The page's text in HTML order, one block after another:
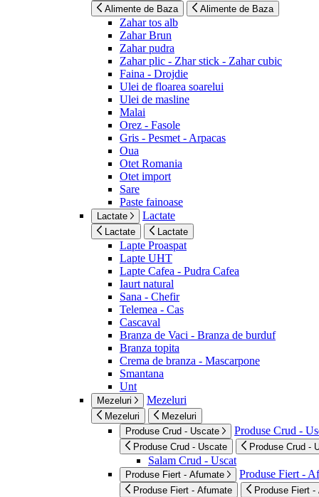
Alimente de Baza Alimente de Baza
Zahar tos alb
Zahar Brun
Zahar pudra
Zahar plic - Zhar stick - Zahar cubic
Faina - Drojdie
Ulei de floarea soarelui
Ulei de masline
Malai
Orez - Fasole
Gris - Pesmet - Arpacas
Oua
Otet Romania
Otet import
Sare
Paste fainoase
Lactate Lactate
Lactate Lactate
Lapte Proaspat
Lapte UHT
Lapte Cafea - Pudra Cafea
Iaurt natural
Sana - Chefir
Telemea - Cas
Cascaval
Branza de Vaci - Branza de burduf
Branza topita
Crema de branza - Mascarpone
Smantana
Unt
Mezeluri Mezeluri
Mezeluri
Mezeluri
Produse Crud - Uscate
Produse Crud -
Produse Crud - Uscate Produse Crud -
Salam Crud - Uscat
Produse Fiert - Afumate Produse Fiert -
Produse Fiert - Afumate Produse Fiert -